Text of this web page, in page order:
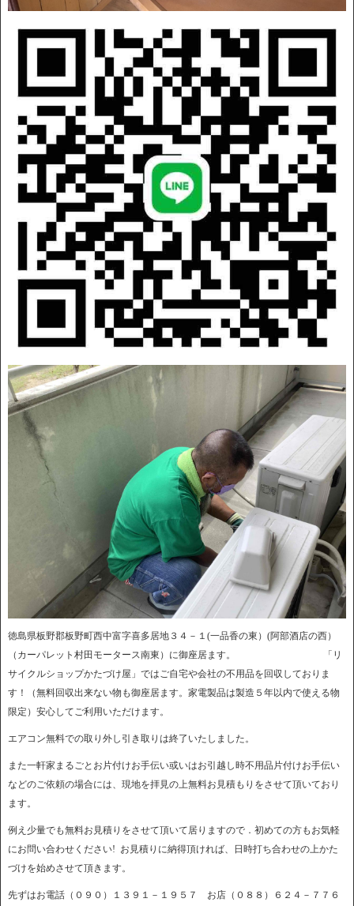
徳島県板野郡板野町西中富字喜多居地３４－１(一品香の東）(阿部酒店の西）
（カーパレット村田モータース南東）に御座居ます。 「リ
サイクルショップかたづけ屋」ではご自宅や会社の不用品を回収しておりま
す！（無料回収出来ない物も御座居ます。家電製品は製造５年以内で使える物
限定）安心してご利用いただけます。
エアコン無料での取り外し引き取りは終了いたしました。
また一軒家まるごとお片付けお手伝い或いはお引越し時不用品片付けお手伝い
などのご依頼の場合には、現地を拝見の上無料お見積もりをさせて頂いており
ます。
例え少量でも無料お見積りをさせて頂いて居りますので．初めての方もお気軽
にお問い合わせください! お見積りに納得頂ければ、日時打ち合わせの上かた
づけを始めさせて頂きます。
先ずはお電話（０９０）１３９１－１９５７ お店（０８８）６２４－７７６